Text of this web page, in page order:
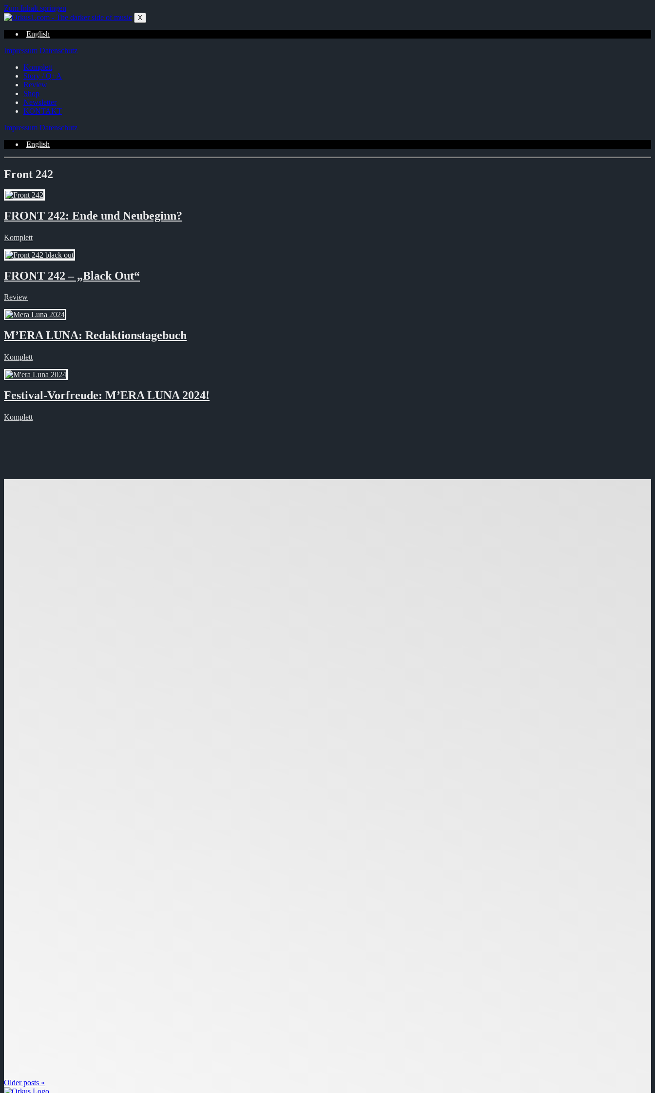
Zum Inhalt springen
X
English
Impressum Datenschutz
Komplett
Story / Q+A
Review
Shop
Newsletter
KONTAKT
Impressum Datenschutz
English
Front 242
FRONT 242: Ende und Neubeginn?
Komplett
FRONT 242 – „Black Out“
Review
M’ERA LUNA: Redaktionstagebuch
Komplett
Festival-Vorfreude: M’ERA LUNA 2024!
Komplett
Older posts »